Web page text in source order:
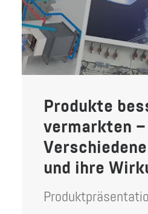
Produkte
vermarkten –
und ihre